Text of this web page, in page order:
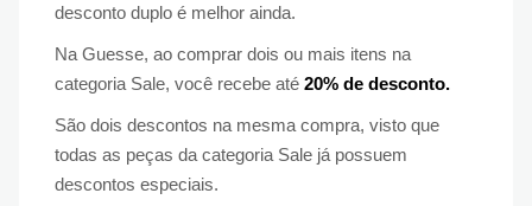
desconto duplo é melhor ainda.
Na Guesse, ao comprar dois ou mais itens na
categoria Sale, você recebe até 20% de desconto.
São dois descontos na mesma compra, visto que
todas as peças da categoria Sale já possuem
descontos especiais.